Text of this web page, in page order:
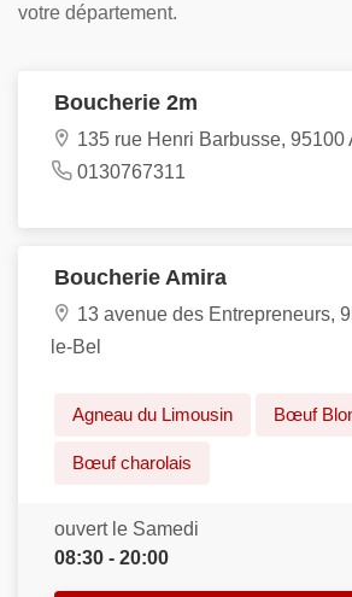
votre département.
Boucherie 2m
135 rue Henri Barbusse, 95100
0130767311
Boucherie Amira
13 avenue des Entrepreneurs,
le-Bel
Agneau du Limousin Bœuf
Bœuf charolais
ouvert le Samedi
08:30 - 20:00